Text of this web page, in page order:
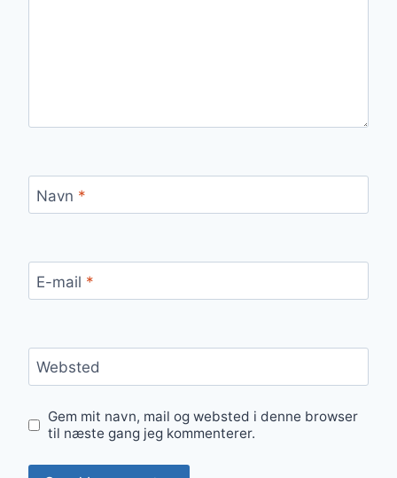
Navn *
E-mail *
Websted
Gem mit navn, mail og websted i denne browser
til næste gang jeg kommenterer.